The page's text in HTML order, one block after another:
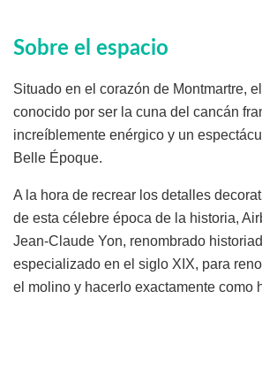
Sobre el espacio
Situado en el corazón de Montmartre,
conocido por ser la cuna del cancán
increíblemente enérgico y un
Belle Époque.
A la hora de recrear los detalles
de esta célebre época de la historia,
Jean-Claude Yon, renombrado
especializado en el siglo XIX, para
el molino y hacerlo exactamente como